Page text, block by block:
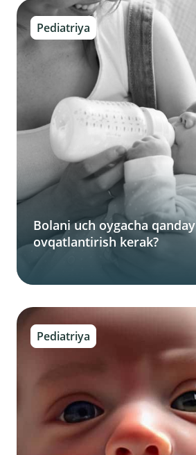
Pediatriya
Bolani uch oygacha qanday
ovqatlantirish kerak?
Pediatriya